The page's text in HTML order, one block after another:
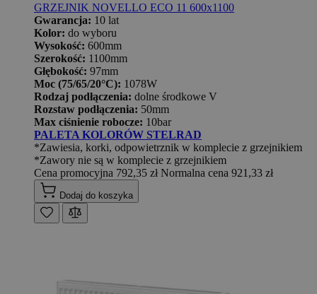
GRZEJNIK NOVELLO ECO 11 600x1100
Gwarancja: 10 lat
Kolor: do wyboru
Wysokość: 600mm
Szerokość: 1100mm
Głębokość: 97mm
Moc (75/65/20°C): 1078W
Rodzaj podłączenia: dolne środkowe V
Rozstaw podłączenia: 50mm
Max ciśnienie robocze: 10bar
PALETA KOLORÓW STELRAD
*Zawiesia, korki, odpowietrznik w komplecie z grzejnikiem
*Zawory nie są w komplecie z grzejnikiem
Cena promocyjna 792,35 zł Normalna cena 921,33 zł
Dodaj do koszyka